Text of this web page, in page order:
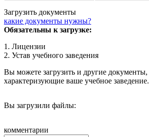
Загрузить документы
какие документы нужны?
Обязательны к загрузке:
1. Лицензии
2. Устав учебного заведения
Вы можете загрузить и другие документы,
характеризующие ваше учебное заведение.
Вы загрузили файлы:
комментарии